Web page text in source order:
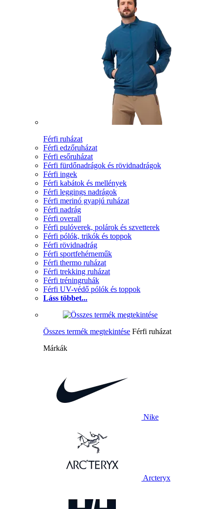
Férfi ruházat
Férfi edzőruházat
Férfi esőruházat
Férfi fürdőnadrágok és rövidnadrágok
Férfi ingek
Férfi kabátok és mellények
Férfi leggings nadrágok
Férfi merinó gyapjú ruházat
Férfi nadrág
Férfi overall
Férfi pulóverek, polárok és szvetterek
Férfi pólók, trikók és toppok
Férfi rövidnadrág
Férfi sportfehérneműk
Férfi thermo ruházat
Férfi trekking ruházat
Férfi tréningruhák
Férfi UV-védő pólók és toppok
Láss többet...
Összes termék megtekintése Férfi ruházat
Márkák
Nike
Arcteryx